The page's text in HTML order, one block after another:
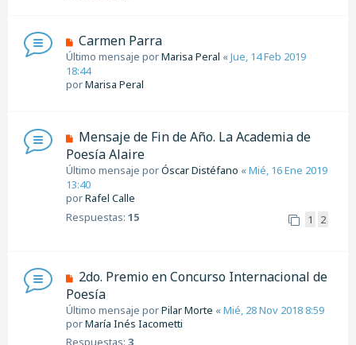
Carmen Parra
Último mensaje porMarisa Peral «Jue, 14 Feb 2019
18:44
porMarisa Peral
Mensaje de Fin de Año. La Academia de
Poesía Alaire
Último mensaje porÓscar Distéfano «Mié, 16 Ene 2019
13:40
porRafel Calle
Respuestas: 15 1 2
2do. Premio en Concurso Internacional de
Poesía
Último mensaje porPilar Morte «Mié, 28 Nov 2018 8:59
porMaría Inés Iacometti
Respuestas: 3